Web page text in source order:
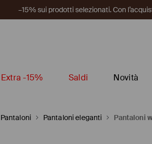
–15% sui prodotti selezionati. Con
Extra -15% Saldi Novità
Pantaloni Pantaloni eleganti Pantaloni